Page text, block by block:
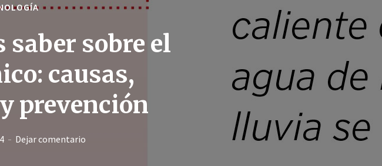
saber sobre el
causas,
prevención
Dejar comentario